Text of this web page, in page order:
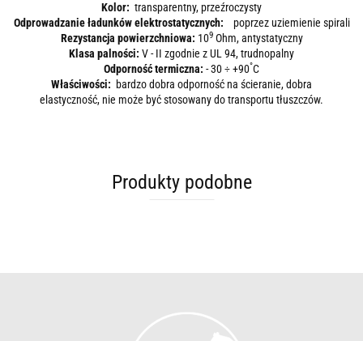
Kolor: transparentny, przeźroczysty
Odprowadzanie ładunków elektrostatycznych: poprzez uziemienie spirali
Rezystancja powierzchniowa: 109 Ohm, antystatyczny
Klasa palności: V - II zgodnie z UL 94, trudnopalny
Odporność termiczna: - 30 ÷ +90°C
Właściwości: bardzo dobra odporność na ścieranie, dobra
elastyczność, nie może być stosowany do transportu tłuszczów.
Produkty podobne